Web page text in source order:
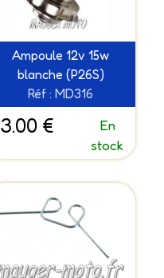
Ampoule 12v 15w
blanche (P26S)
Réf : MD316
3.00 €
En
stock